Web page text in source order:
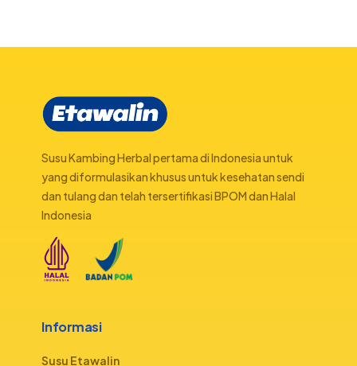
Susu Kambing Herbal pertama di Indonesia untuk
yang diformulasikan khusus untuk kesehatan sendi
dan tulang dan telah tersertifikasi BPOM dan Halal
Indonesia
Informasi
Susu Etawalin